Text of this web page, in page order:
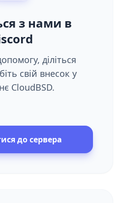
з нами в
діліться
свій внесок у
CloudBSD.
до сервера